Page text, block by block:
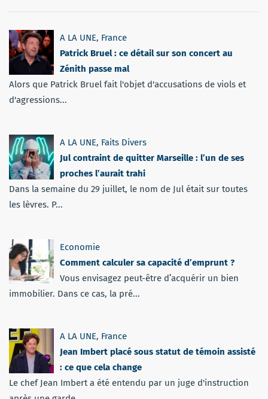
A LA UNE, France
Patrick Bruel : ce détail sur son concert au
Zénith passe mal
Alors que Patrick Bruel fait l'objet d'accusations de viols et
d'agressions...
A LA UNE, Faits Divers
Jul contraint de quitter Marseille : l’un de ses
proches l’aurait trahi
Dans la semaine du 29 juillet, le nom de Jul était sur toutes
les lèvres. P...
Economie
Comment calculer sa capacité d’emprunt ?
Vous envisagez peut-être d’acquérir un bien
immobilier. Dans ce cas, la pré...
A LA UNE, France
Jean Imbert placé sous statut de témoin assisté
: ce que cela change
Le chef Jean Imbert a été entendu par un juge d'instruction